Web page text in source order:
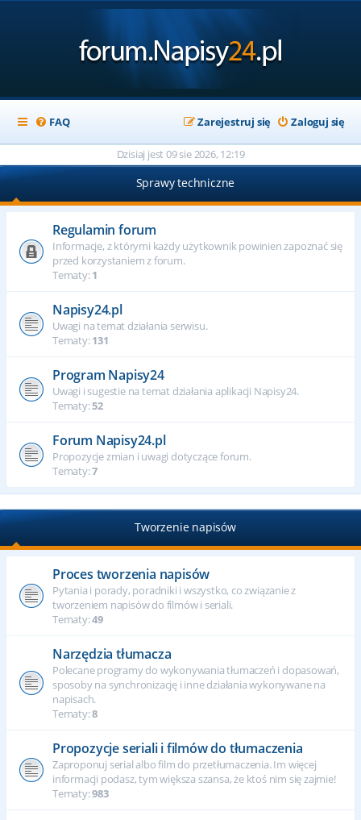
FAQ Zaloguj się
Zarejestruj się
Dzisiaj jest 09 sie 2026, 12:19
Sprawy techniczne
Regulamin forum
Informacje, z którymi każdy użytkownik powinien zapoznać się
przed korzystaniem z forum.
Tematy:1
Napisy24.pl
Uwagi na temat działania serwisu.
Tematy:131
Program Napisy24
Uwagi i sugestie na temat działania aplikacji Napisy24.
Tematy:52
Forum Napisy24.pl
Propozycje zmian i uwagi dotyczące forum.
Tematy:7
Tworzenie napisów
Proces tworzenia napisów
Pytania i porady, poradniki i wszystko, co związanie z
tworzeniem napisów do filmów i seriali.
Tematy:49
Narzędzia tłumacza
Polecane programy do wykonywania tłumaczeń i dopasowań,
sposoby na synchronizację i inne działania wykonywane na
napisach.
Tematy:8
Propozycje seriali i filmów do tłumaczenia
Zaproponuj serial albo film do przetłumaczenia. Im więcej
informacji podasz, tym większa szansa, że ktoś nim się zajmie!
Tematy:983